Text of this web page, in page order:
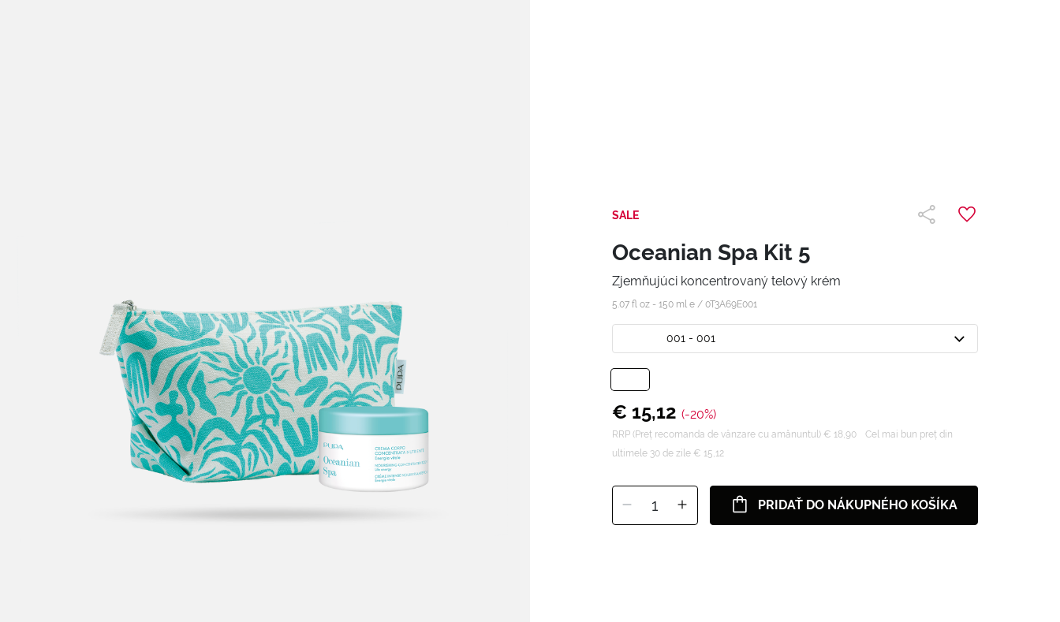
SALE
Oceanian Spa Kit 5
Zjemňujúci koncentrovaný telový krém
5.07 fl oz - 150 ml e / 0T3A69E001
001 - 001
€ 15,12 (-20%)
RRP (Preț recomanda de vânzare cu amănuntul) € 18,90
Cel mai bun preț din
ultimele 30 de zile € 15,12
1 PRIDAŤ DO NÁKUPNÉHO KOŠÍKA